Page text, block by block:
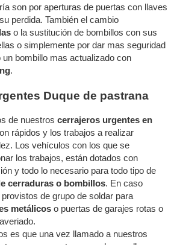
son por aperturas de puertas con llaves
perdida. También el cambio
o la sustitución de bombillos con sus
o simplemente por dar mas seguridad
un bombillo mas actualizado con
.
Duque de pastrana
de nuestros cerrajeros urgentes en
rápidos y los trabajos a realizar
Los vehículos con los que se
los trabajos, están dotados con
y todo lo necesario para todo tipo de
cerraduras o bombillos. En caso
de grupo de soldar para
metálicos o puertas de garajes rotas o
es que una vez llamado a nuestros